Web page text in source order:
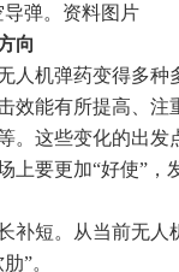
导弹。资料图片
向
人机弹药变得多种
效能有所提高、注
。这些变化的出发
上要更加“好使”，
补短。从当前无人
”。